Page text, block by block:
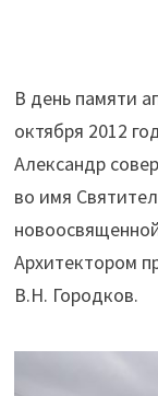
В день памяти
октября 2012
Александр
во имя
Архитектором
В.Н. Городков.